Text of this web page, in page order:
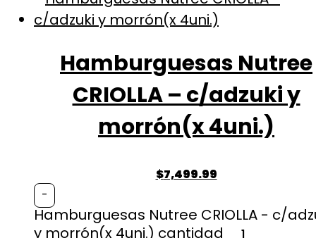
Hamburguesas Nutree
CRIOLLA – c/adzuki y
morrón(x 4uni.)
$7,499.99
-
Hamburguesas Nutree CRIOLLA - c/
y morrón(x 4uni.) cantidad